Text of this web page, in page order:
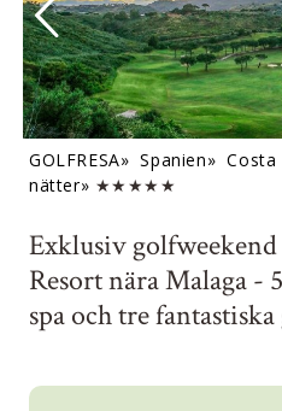
GOLFRESA» Spanien» Costa
nätter» ★★★★★
Exklusiv
Resort nära Malaga -
spa och tre